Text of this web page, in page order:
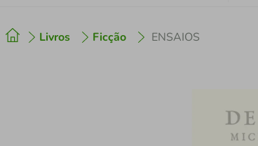
Livros Ficção ENSAIOS
2º cafeteira